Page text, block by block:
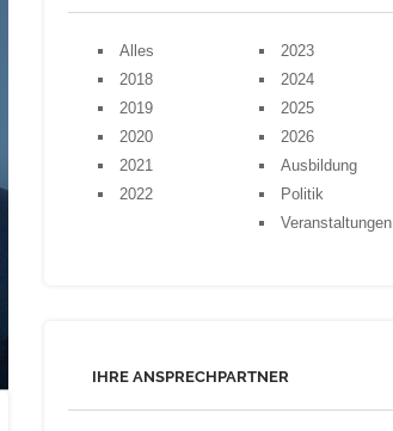
Alles
2018
2019
2020
2021
2022
2023
2024
2025
2026
Ausbildung
Politik
Veranstaltungen
IHRE ANSPRECHPARTNER